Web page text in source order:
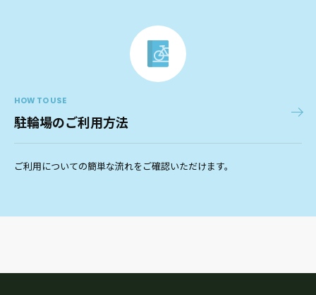
HOW TO USE
駐輪場のご利用方法
ご利用についての簡単な流れをご確認いただけます。